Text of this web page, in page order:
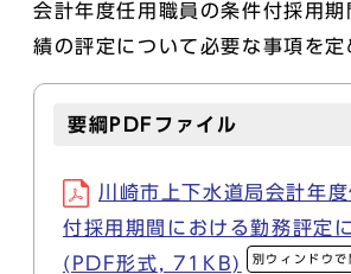
会計年度任用職員の条件付採用
績の評定について必要な事項を定
要綱PDFファイル
川崎市上下水道局会計年
付採用期間における勤務評定
(PDF形式, 71KB)
別ウィンドウで